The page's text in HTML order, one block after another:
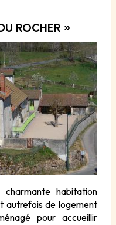
ROCHER »
habitation
autrefois de logement
pour accueillir